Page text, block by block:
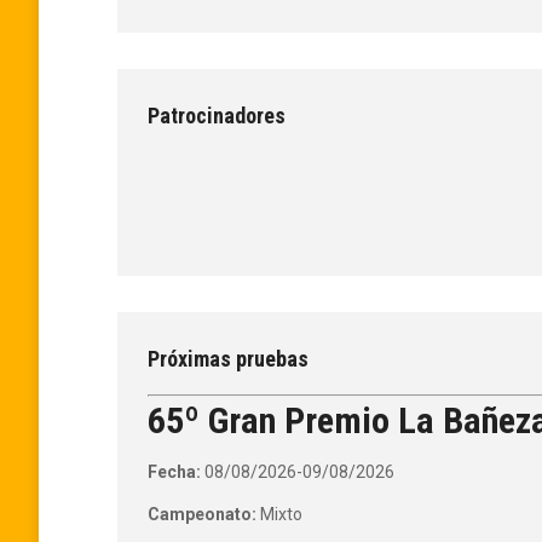
Patrocinadores
Próximas pruebas
65º Gran Premio La
Fecha: 08/08/2026-09/08/2026
Campeonato: Mixto